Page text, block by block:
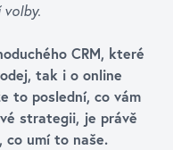
volby.
CRM, které
tak i o online
to poslední, co vám
strategii, je právě
co umí to naše.